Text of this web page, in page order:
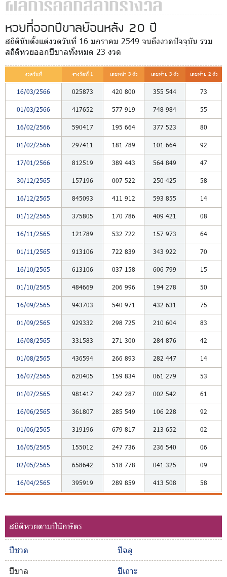
ผลการออกสลากรางวัล
หวยที่ออกปีขาลย้อนหลัง 20 ปี
สถิตินับตั้งแต่งวดวันที่ 16 มกราคม 2549 จนถึงงวดปัจจุบัน รวม
สถิติหวยออกปีขาลทั้งหมด 23 งวด
งวดวันที่ รางวัลที่ 1 เลขหน้า 3 ตัว เลขท้าย 3 ตัว เลขท้าย 2 ตัว
16/03/2566 025873 420 800 355 544 73
01/03/2566 417652 577 919 748 984 55
16/02/2566 590417 195 664 377 523 80
01/02/2566 297411 181 789 101 664 92
17/01/2566 812519 389 443 564 849 47
30/12/2565 157196 007 522 250 425 58
16/12/2565 845093 411 912 593 855 14
01/12/2565 375805 170 786 409 421 08
16/11/2565 121789 532 722 157 973 64
01/11/2565 913106 722 839 343 922 70
16/10/2565 613106 037 158 606 799 15
01/10/2565 484669 206 996 194 278 50
16/09/2565 943703 540 971 432 631 75
01/09/2565 929332 298 725 210 604 83
16/08/2565 331583 271 300 284 876 42
01/08/2565 436594 266 893 282 447 14
16/07/2565 620405 159 834 061 279 53
01/07/2565 981417 242 287 002 542 61
16/06/2565 361807 285 549 106 228 92
01/06/2565 319196 679 817 213 652 02
16/05/2565 155012 247 736 236 540 06
02/05/2565 658642 518 778 041 325 09
16/04/2565 395919 289 859 413 508 58
สถิติหวยตามปีนักษัตร
ปีชวด
ปีฉลู
ปีขาล
ปีเถาะ